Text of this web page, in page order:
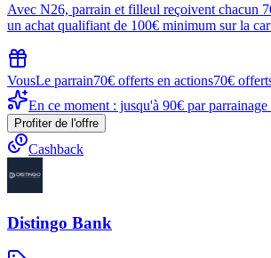
Avec N26, parrain et filleul reçoivent chacun
un achat qualifiant de 100€ minimum sur la
VousLe parrain70€ offerts en actions70€
En ce moment : jusqu'à 90€ par parrainage
Profiter de l'offre
Cashback
Distingo Bank